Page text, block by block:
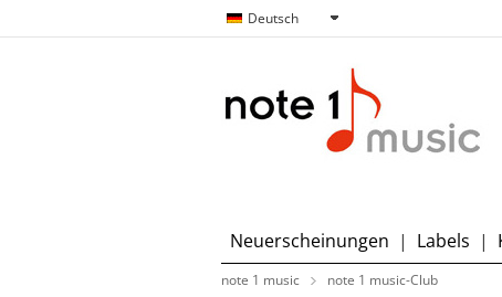
Deutsch
Neuerscheinungen | Labels |
note 1 music note 1 music-Club